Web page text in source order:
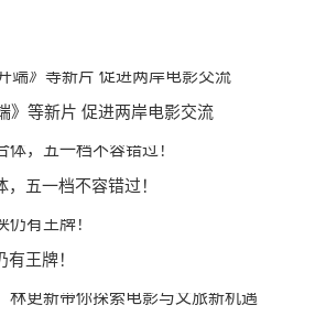
》等新片 促进两岸电影交流
五一档不容错过！
有王牌！